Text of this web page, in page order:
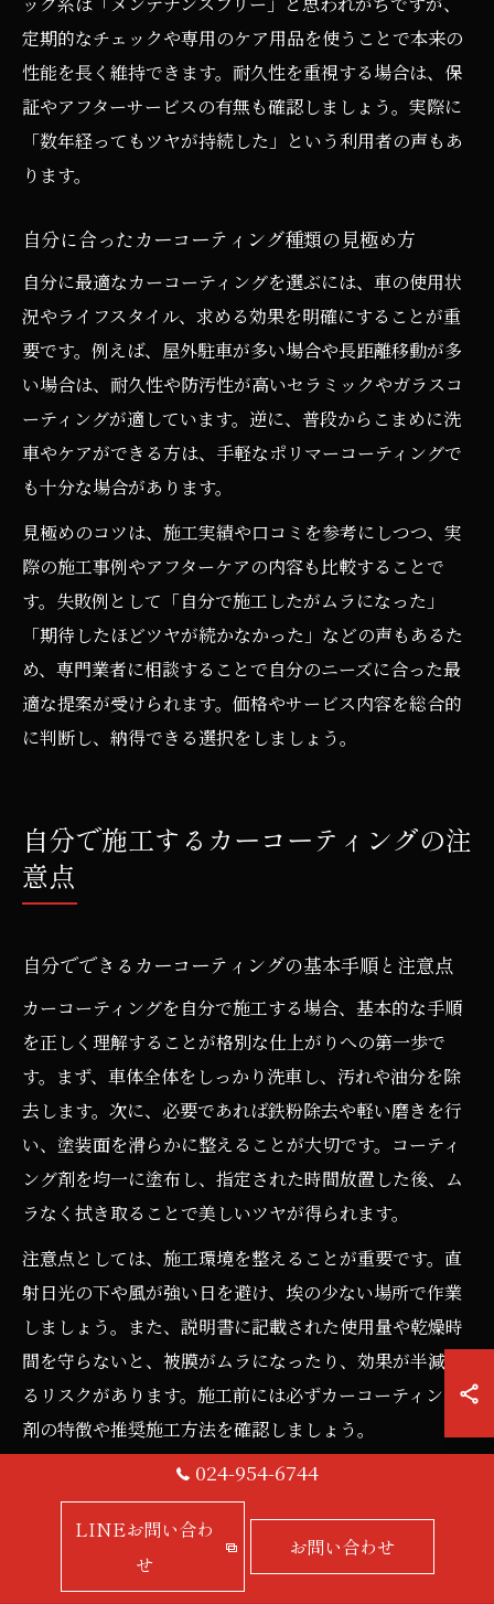
定期的なチェックや専用のケア用品を使うことで本来の
性能を長く維持できます。耐久性を重視する場合は、保
証やアフターサービスの有無も確認しましょう。実際に
「数年経ってもツヤが持続した」という利用者の声もあ
ります。
自分に合ったカーコーティング種類の見極め方
自分に最適なカーコーティングを選ぶには、車の使用状
況やライフスタイル、求める効果を明確にすることが重
要です。例えば、屋外駐車が多い場合や長距離移動が多
い場合は、耐久性や防汚性が高いセラミックやガラスコ
ーティングが適しています。逆に、普段からこまめに洗
車やケアができる方は、手軽なポリマーコーティングで
も十分な場合があります。
見極めのコツは、施工実績や口コミを参考にしつつ、実
際の施工事例やアフターケアの内容も比較することで
す。失敗例として「自分で施工したがムラになった」
「期待したほどツヤが続かなかった」などの声もあるた
め、専門業者に相談することで自分のニーズに合った最
適な提案が受けられます。価格やサービス内容を総合的
に判断し、納得できる選択をしましょう。
自分で施工するカーコーティングの注
意点
自分でできるカーコーティングの基本手順と注意点
カーコーティングを自分で施工する場合、基本的な手順
を正しく理解することが格別な仕上がりへの第一歩で
す。まず、車体全体をしっかり洗車し、汚れや油分を除
去します。次に、必要であれば鉄粉除去や軽い磨きを行
い、塗装面を滑らかに整えることが大切です。コーティ
ング剤を均一に塗布し、指定された時間放置した後、ム
ラなく拭き取ることで美しいツヤが得られます。
注意点としては、施工環境を整えることが重要です。直
射日光の下や風が強い日を避け、埃の少ない場所で作業
しましょう。また、説明書に記載された使用量や乾燥時
間を守らないと、被膜がムラになったり、効果が半減す
るリスクがあります。施工前には必ずカーコーティング
剤の特徴や推奨施工方法を確認しましょう。
DIYでカーコーティングを行う際に失敗を避けるために
は、いくつかのコツがあります。まず、洗車や下地処理
024-954-6744
LINEお問い合わ
せ
お問い合わせ